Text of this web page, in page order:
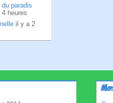
du paradis
heures
il y a 2